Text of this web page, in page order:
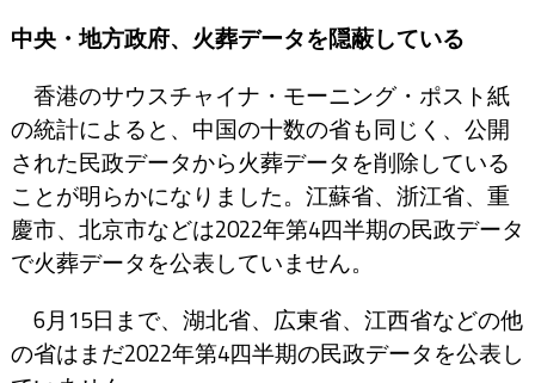
中央・地方政府、火葬データを隠蔽している
香港のサウスチャイナ・モーニング・ポスト紙
の統計によると、中国の十数の省も同じく、公開
された民政データから火葬データを削除している
ことが明らかになりました。江蘇省、浙江省、重
慶市、北京市などは2022年第4四半期の民政データ
で火葬データを公表していません。
6月15日まで、湖北省、広東省、江西省などの他
の省はまだ2022年第4四半期の民政データを公表し